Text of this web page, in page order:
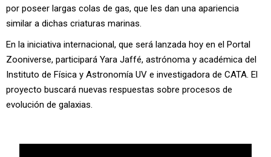
por poseer largas colas de gas, que les dan una apariencia
similar a dichas criaturas marinas.
En la iniciativa internacional, que será lanzada hoy en el Portal
Zooniverse, participará Yara Jaffé, astrónoma y académica del
Instituto de Física y Astronomía UV e investigadora de CATA. El
proyecto buscará nuevas respuestas sobre procesos de
evolución de galaxias.